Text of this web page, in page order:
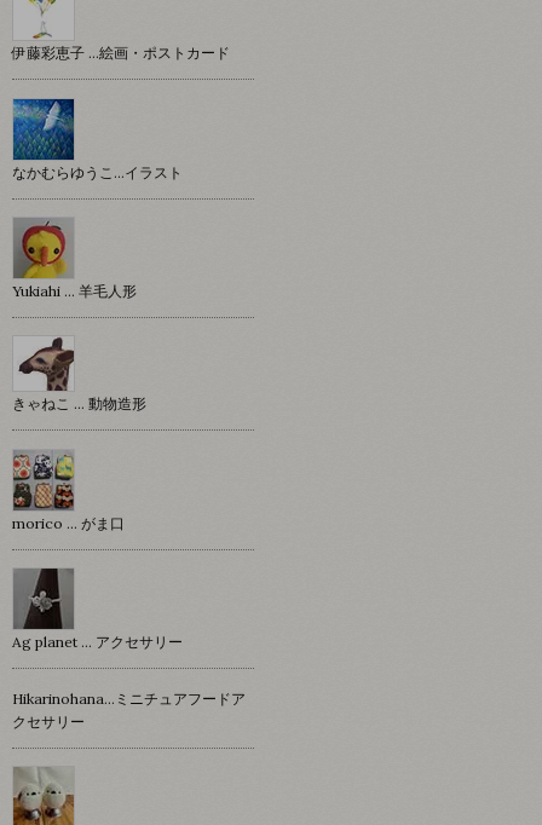
伊藤彩恵子 …絵画・ポストカード
なかむらゆうこ…イラスト
Yukiahi … 羊毛人形
きゃねこ … 動物造形
morico … がま口
Ag planet … アクセサリー
Hikarinohana…ミニチュアフードア
クセサリー